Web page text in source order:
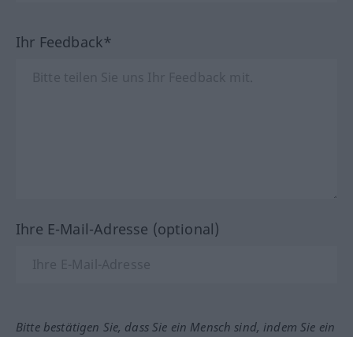
Ihr Feedback*
Ihre E-Mail-Adresse (optional)
Bitte bestätigen Sie, dass Sie ein Mensch sind, indem Sie ein